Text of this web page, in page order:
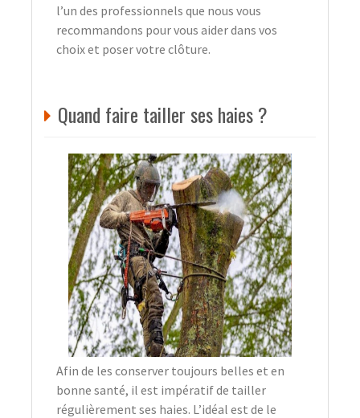
l’un des professionnels que nous vous
recommandons pour vous aider dans vos
choix et poser votre clôture.
Quand faire tailler ses haies ?
Afin de les conserver toujours belles et en
bonne santé, il est impératif de tailler
régulièrement ses haies. L’idéal est de le